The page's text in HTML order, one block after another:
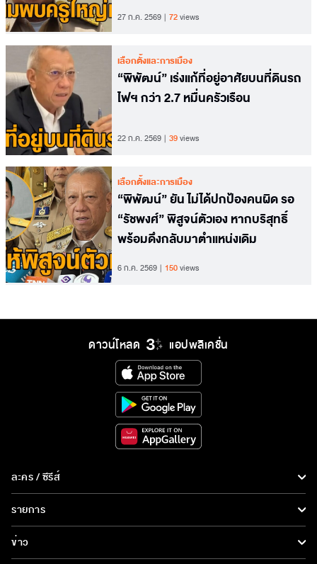
27 ก.ค. 2569 72views
เลือกตั้งและการเมือง
“พิพัฒน์” เร่งแก้ที่อยู่อาศัยบนที่ดินรถ
ไฟฯ กว่า 2.7 หมื่นครัวเรือน
22 ก.ค. 2569 39views
เลือกตั้งและการเมือง
“พิพัฒน์” ยัน ไม่ได้ปกป้องคนผิด รอ
“รัชพงศ์” พิสูจน์ตัวเอง หากบริสุทธิ์
พร้อมดึงกลับมาตำแหน่งเดิม
6 ก.ค. 2569 150views
ดาวน์โหลด แอปพลิเคชั่น
ละคร / ซีรีส์
ซีรีส์นานาชาติ
การ์ตูน & เกม
รายการ
ข่าว